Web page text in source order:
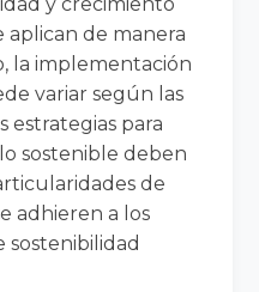
aplican de manera
la implementación
variar según las
estrategias para
sostenible deben
de
adhieren a los
sostenibilidad